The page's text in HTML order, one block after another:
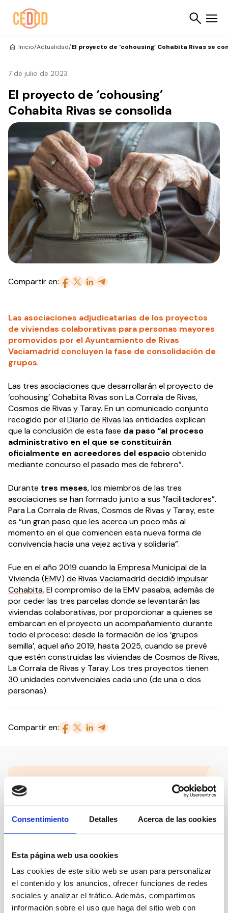
Consentimiento Detalles Acerca de las cookies
Esta página web usa cookies
Las cookies de este sitio web se usan para personalizar
el contenido y los anuncios, ofrecer funciones de redes
sociales y analizar el tráfico. Además, compartimos
información sobre el uso que haga del sitio web con
Inicio/Actualidad/El proyecto de ‘cohousing’ Cohabita Rivas se
7 de julio de 2023
El proyecto de ‘cohousing’
Cohabita Rivas se consolida
Compartir en:
Las asociaciones adjudicatarias de los proyectos
de viviendas colaborativas para personas mayores
promovidos por el Ayuntamiento de Rivas
Vaciamadrid concluyen la fase de consolidación de
grupos.
Las tres asociaciones que desarrollarán el proyecto de
‘cohousing’ Cohabita Rivas son La Corrala de Rivas,
Cosmos de Rivas y Taray. En un comunicado conjunto
recogido por elDiario de Rivas las entidades explican
que la conclusión de esta fase da paso “al proceso
administrativo en el que se constituirán
oficialmente en acreedores del espacioobtenido
mediante concurso el pasado mes de febrero”.
Durante tres meses, los miembros de las tres
asociaciones se han formado junto a sus “facilitadores”.
Para La Corrala de Rivas, Cosmos de Rivas y Taray, este
es “un gran paso que les acerca un poco más al
momento en el que comiencen esta nueva forma de
convivencia hacia una vejez activa y solidaria”.
Fue en el año 2019 cuando la Empresa Municipal de la
Vivienda (EMV) de Rivas Vaciamadrid decidió impulsar
Cohabita. El compromiso de la EMV pasaba, además de
por ceder las tres parcelas donde se levantarán las
viviendas colaborativas, por proporcionar a quienes se
embarcan en el proyecto un acompañamiento durante
todo el proceso: desde la formación de los ‘grupos
semilla’, aquel año 2019, hasta 2025, cuando se prevé
que estén construidas las viviendas de Cosmos de Rivas,
La Corrala de Rivas y Taray. Los tres proyectos tienen
30 unidades convivenciales cada uno (de una o dos
personas).
Compartir en:
Nuestro canal de Youtube
Todas las jornadas CEDDD, el podcast ‘El Rincón
Social’ y mucho más en formato audiovisual a un
Suscribirme
Suscríbete a la newsletter